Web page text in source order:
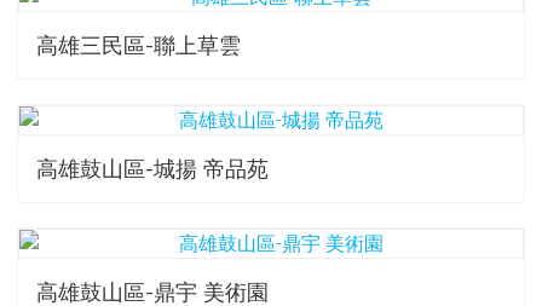
高雄三民區-聯上草雲
高雄鼓山區-城揚 帝品苑
高雄鼓山區-鼎宇 美術園